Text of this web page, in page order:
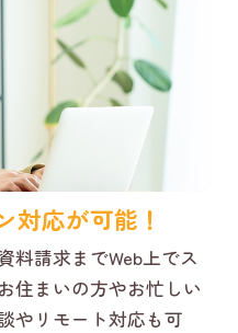
対応が可能！
料請求までWeb上でス
住まいの方やお忙しい
やリモート対応も可